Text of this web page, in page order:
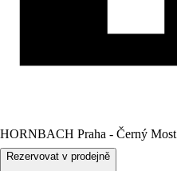
HORNBACH Praha - Černý Most
Rezervovat v prodejně